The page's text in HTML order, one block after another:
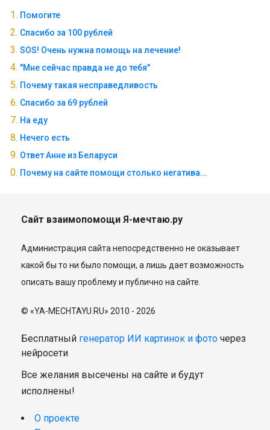
Помогите
Спасибо за 100 рублей
SOS! Очень нужна помощь на лечение!
"Мне сейчас правда не до тебя"
Почему такая несправедливость
Спасибо за 69 рублей
На еду
Нечего есть
Ответ Анне из Беларуси
Почему на сайте помощи столько негатива...
Сайт взаимопомощи Я-мечтаю.ру
Администрация сайта непосредственно не оказывает
какой бы то ни было помощи, а лишь дает возможность
описать вашу проблему и публично на сайте.
© «YA-MECHTAYU.RU» 2010 - 2026
Бесплатный генератор ИИ картинок и фото через
нейросети
Все желания высечены на сайте и будут
исполнены!
О проекте